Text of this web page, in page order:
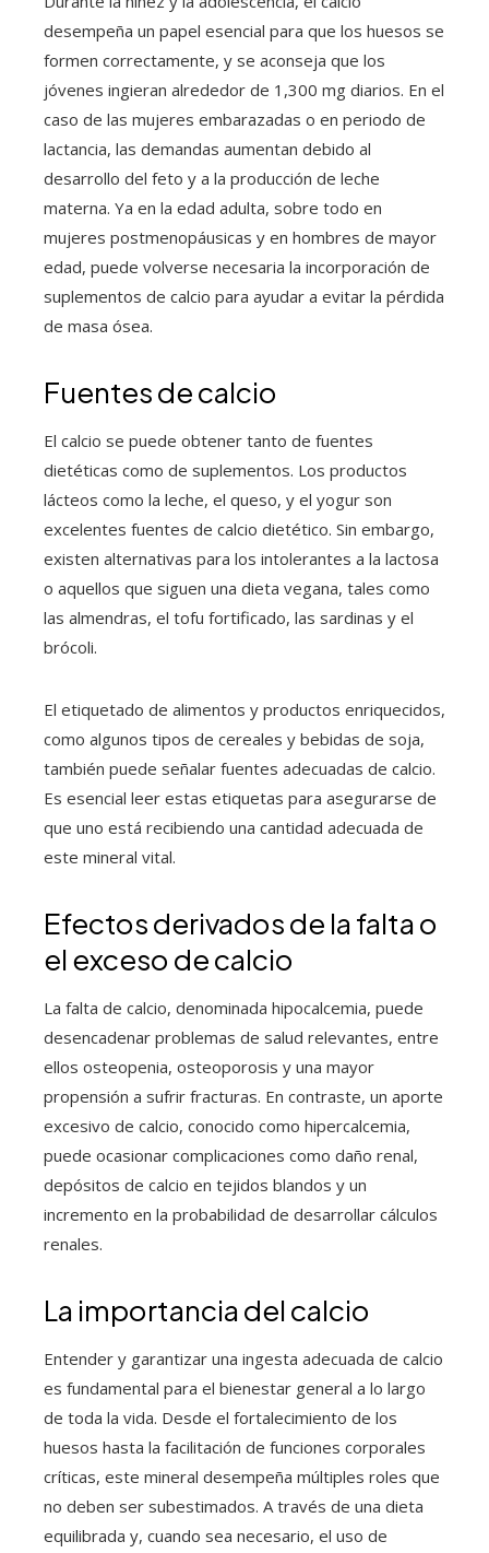
desempeña un papel esencial para que los huesos se
formen correctamente, y se aconseja que los
jóvenes ingieran alrededor de 1,300 mg diarios. En el
caso de las mujeres embarazadas o en periodo de
lactancia, las demandas aumentan debido al
desarrollo del feto y a la producción de leche
materna. Ya en la edad adulta, sobre todo en
mujeres postmenopáusicas y en hombres de mayor
edad, puede volverse necesaria la incorporación de
suplementos de calcio para ayudar a evitar la pérdida
de masa ósea.
Fuentes de calcio
El calcio se puede obtener tanto de fuentes
dietéticas como de suplementos. Los productos
lácteos como la leche, el queso, y el yogur son
excelentes fuentes de calcio dietético. Sin embargo,
existen alternativas para los intolerantes a la lactosa
o aquellos que siguen una dieta vegana, tales como
las almendras, el tofu fortificado, las sardinas y el
brócoli.
El etiquetado de alimentos y productos enriquecidos,
como algunos tipos de cereales y bebidas de soja,
también puede señalar fuentes adecuadas de calcio.
Es esencial leer estas etiquetas para asegurarse de
que uno está recibiendo una cantidad adecuada de
este mineral vital.
Efectos derivados de la falta o
el exceso de calcio
La falta de calcio, denominada hipocalcemia, puede
desencadenar problemas de salud relevantes, entre
ellos osteopenia, osteoporosis y una mayor
propensión a sufrir fracturas. En contraste, un aporte
excesivo de calcio, conocido como hipercalcemia,
puede ocasionar complicaciones como daño renal,
depósitos de calcio en tejidos blandos y un
incremento en la probabilidad de desarrollar cálculos
renales.
La importancia del calcio
Entender y garantizar una ingesta adecuada de calcio
es fundamental para el bienestar general a lo largo
de toda la vida. Desde el fortalecimiento de los
huesos hasta la facilitación de funciones corporales
críticas, este mineral desempeña múltiples roles que
no deben ser subestimados. A través de una dieta
equilibrada y, cuando sea necesario, el uso de